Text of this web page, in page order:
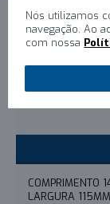
COMPRIMENTO
LARGURA 115MM
Nós utilizamos
navegação. Ao
com nossa